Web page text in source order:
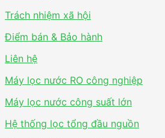
Trách nhiệm xã hội
Điểm bán & Bảo hành
Liên hệ
Máy lọc nước RO công nghiệp
Máy lọc nước công suất lớn
Hệ thống lọc tổng đầu nguồn